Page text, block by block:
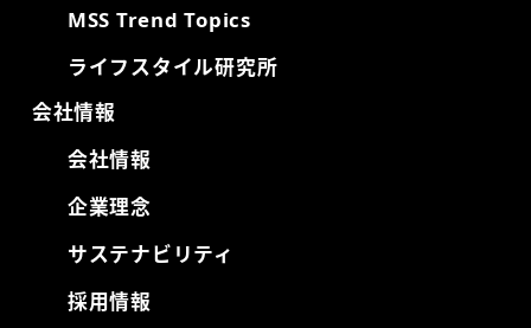
MSS Trend Topics
ライフスタイル研究所
会社情報
会社情報
企業理念
サステナビリティ
採用情報